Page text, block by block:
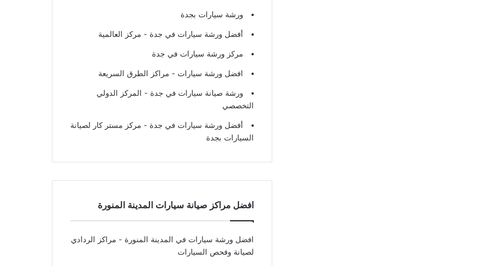
ورشة سيارات بجدة
أفضل ورشة سيارات في جدة - مركز العالمية
مركز ورشة سيارات في جدة
افضل ورشة سيارات - مراكز الطرق السريعة
ورشة صيانة سيارات في جدة - المركز الدولي
التخصصي
أفضل ورشة سيارات في جدة - مركز مستر كار لصيانة
السيارات بجدة
افضل مراكز صيانة سيارات المدينة المنورة
افضل ورشة سيارات في المدينة المنورة - مراكز الردادي
لصيانة وفحص السيارات